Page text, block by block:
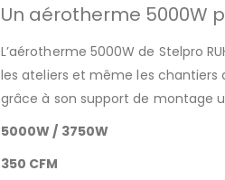
Un aérotherme 5000W
L’aérotherme 5000W de Stelpro
les ateliers et même les chantiers
grâce à son support de montage
5000W / 3750W
350 CFM